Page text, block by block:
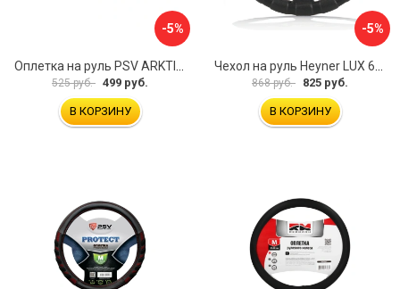
-5%
525 руб. 499 руб.
В КОРЗИНУ
-5%
868 руб. 825 руб.
В КОРЗИНУ